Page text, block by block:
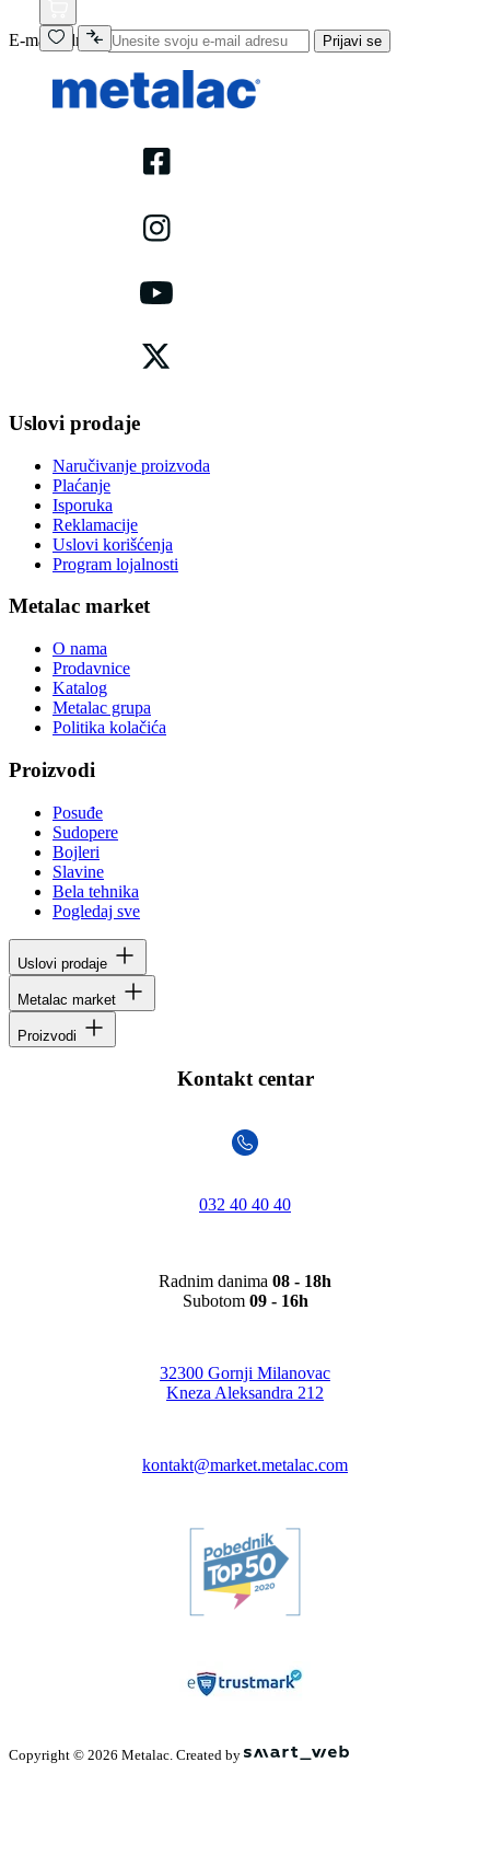
E-mail adresa Prijavi se
Uslovi prodaje
Naručivanje proizvoda
Plaćanje
Isporuka
Reklamacije
Uslovi korišćenja
Program lojalnosti
Metalac market
O nama
Prodavnice
Katalog
Metalac grupa
Politika kolačića
Proizvodi
Posuđe
Sudopere
Bojleri
Slavine
Bela tehnika
Pogledaj sve
Uslovi prodaje
Metalac market
Proizvodi
Kontakt centar
032 40 40 40
Radnim danima 08 - 18h
Subotom 09 - 16h
32300 Gornji Milanovac
Kneza Aleksandra 212
kontakt@market.metalac.com
Copyright © 2026 Metalac. Created by